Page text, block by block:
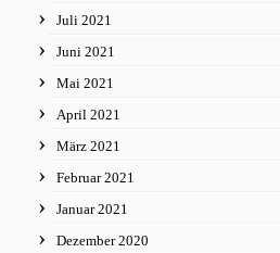
Juli 2021
Juni 2021
Mai 2021
April 2021
März 2021
Februar 2021
Januar 2021
Dezember 2020